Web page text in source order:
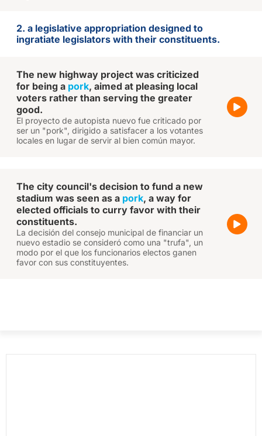
2. a legislative appropriation designed to
ingratiate legislators with their constituents.
The new highway project was criticized
for being a pork, aimed at pleasing local
voters rather than serving the greater
good.
El proyecto de autopista nuevo fue criticado por
ser un "pork", dirigido a satisfacer a los votantes
locales en lugar de servir al bien común mayor.
The city council's decision to fund a new
stadium was seen as a pork, a way for
elected officials to curry favor with their
constituents.
La decisión del consejo municipal de financiar un
nuevo estadio se consideró como una "trufa", un
modo por el que los funcionarios electos ganen
favor con sus constituyentes.